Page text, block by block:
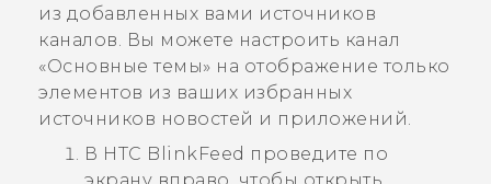
из добавленных вами источников
каналов. Вы можете настроить канал
«Основные темы» на отображение только
элементов из ваших избранных
источников новостей и приложений.
В HTC BlinkFeed проведите по